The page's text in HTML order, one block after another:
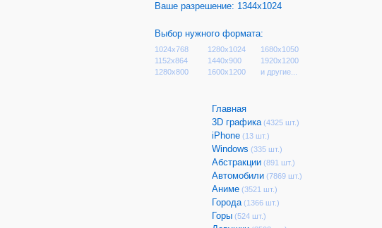
Ваше разрешение: 1344x1024
Выбор нужного формата:
1024x768 1280x1024
1680x1050
1152x864
1440x900
1920x1200
1280x800
1600x1200 и другие...
Главная
3D графика (4325 шт.)
iPhone (13 шт.)
Windows (335 шт.)
Абстракции (891 шт.)
Автомобили (7869 шт.)
Аниме (3521 шт.)
Города (1366 шт.)
Горы (524 шт.)